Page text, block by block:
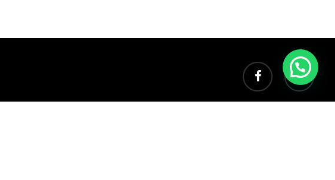
facebook instagram